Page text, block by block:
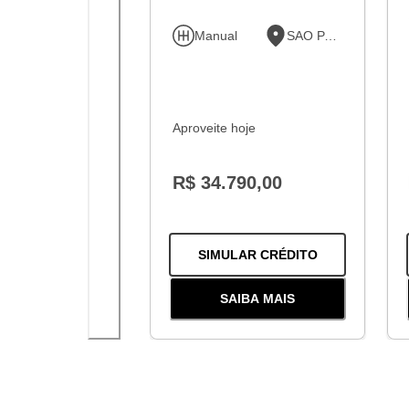
Manual SAO PAULO
Aproveite hoje
R$ 34.790,00
SIMULAR CRÉDITOPARA O
SAIBA MAIS
SOBRE ECOSPORT